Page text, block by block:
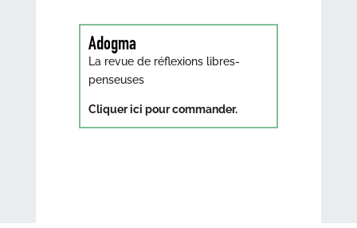
Adogma
La revue de réflexions libres-
penseuses
Cliquer ici pour commander.